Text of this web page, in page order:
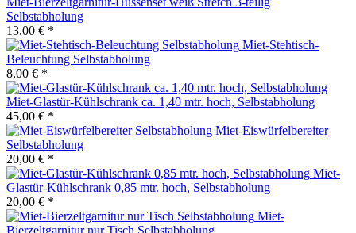
Selbstabholung
13,00 € *
Miet-Stehtisch-
Beleuchtung Selbstabholung
8,00 € *
Miet-Glastür-Kühlschrank ca. 1,40 mtr. hoch, Selbstabholung
45,00 € *
Miet-Eiswürfelbereiter
Selbstabholung
20,00 € *
Miet-
Glastür-Kühlschrank 0,85 mtr. hoch, Selbstabholung
20,00 € *
Miet-
Bierzeltgarnitur nur Tisch Selbstabholung